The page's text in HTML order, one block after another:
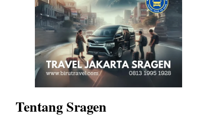
Tentang Sragen